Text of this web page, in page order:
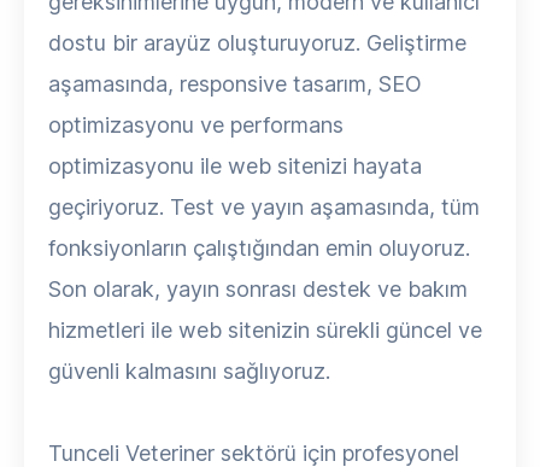
dostu bir arayüz oluşturuyoruz. Geliştirme
aşamasında, responsive tasarım, SEO
optimizasyonu ve performans
optimizasyonu ile web sitenizi hayata
geçiriyoruz. Test ve yayın aşamasında, tüm
fonksiyonların çalıştığından emin oluyoruz.
Son olarak, yayın sonrası destek ve bakım
hizmetleri ile web sitenizin sürekli güncel ve
güvenli kalmasını sağlıyoruz.
Tunceli Veteriner sektörü için profesyonel